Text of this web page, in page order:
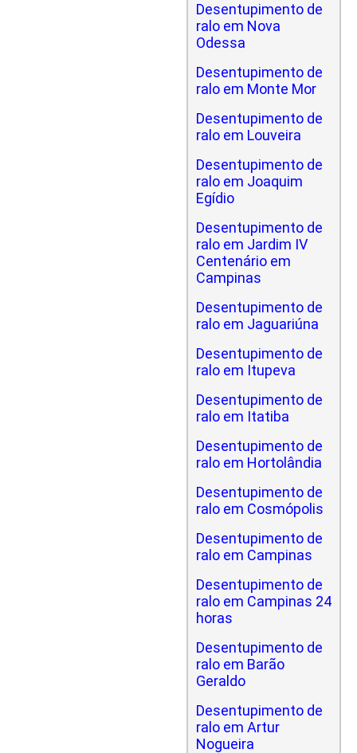
Desentupimento de
ralo em Nova
Odessa
Desentupimento de
ralo em Monte Mor
Desentupimento de
ralo em Louveira
Desentupimento de
ralo em Joaquim
Egídio
Desentupimento de
ralo em Jardim IV
Centenário em
Campinas
Desentupimento de
ralo em Jaguariúna
Desentupimento de
ralo em Itupeva
Desentupimento de
ralo em Itatiba
Desentupimento de
ralo em Hortolândia
Desentupimento de
ralo em Cosmópolis
Desentupimento de
ralo em Campinas
Desentupimento de
ralo em Campinas 24
horas
Desentupimento de
ralo em Barão
Geraldo
Desentupimento de
ralo em Artur
Nogueira